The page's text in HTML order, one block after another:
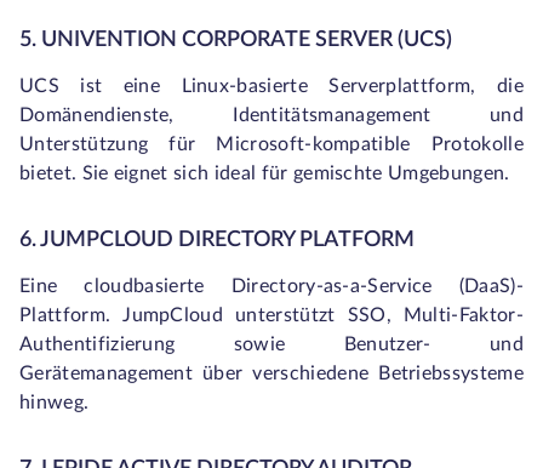
5. UNIVENTION CORPORATE SERVER (UCS)
UCS ist eine Linux-basierte Serverplattform, die
Domänendienste, Identitätsmanagement und
Unterstützung für Microsoft-kompatible Protokolle
bietet. Sie eignet sich ideal für gemischte Umgebungen.
6. JUMPCLOUD DIRECTORY PLATFORM
Eine cloudbasierte Directory-as-a-Service (DaaS)-
Plattform. JumpCloud unterstützt SSO, Multi-Faktor-
Authentifizierung sowie Benutzer- und
Gerätemanagement über verschiedene Betriebssysteme
hinweg.